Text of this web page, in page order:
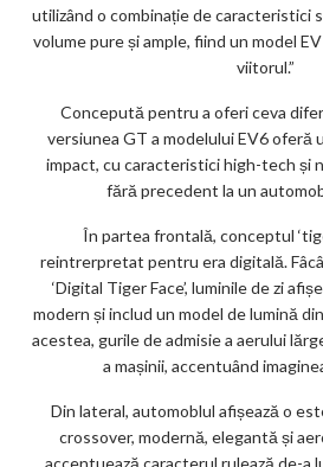
utilizând o combinație de caracteristici
volume pure și ample, fiind un model
viitorul.”
Concepută pentru a oferi ceva
versiunea GT a modelului EV6 oferă
impact, cu caracteristici high-tech și
fără precedent la un
În partea frontală, conceptul
reintrerpretat pentru era digitală.
‘Digital Tiger Face’, luminile de zi
modern și includ un model de lumină
acestea, gurile de admisie a aerului
a mașinii, accentuând
Din lateral, automoblul afișează o
crossover, modernă, elegantă și
accentuează caracterul rulează de-a